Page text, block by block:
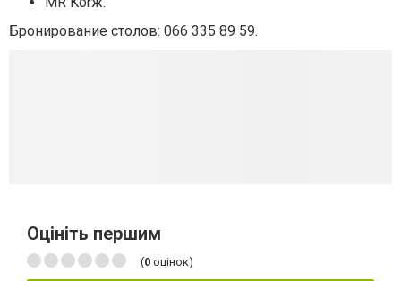
Бронирование столов: 066 335 89 59.
Оцініть першим
(0 оцінок)